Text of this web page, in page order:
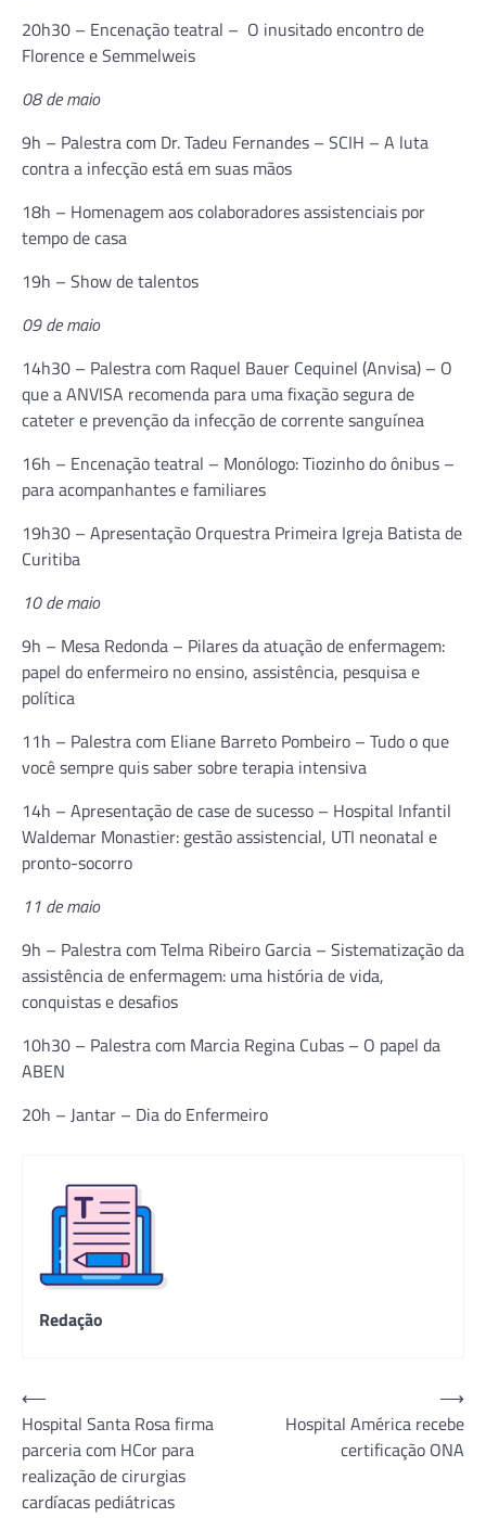
20h30 – Encenação teatral – O inusitado encontro de
Florence e Semmelweis
08 de maio
9h – Palestra com Dr. Tadeu Fernandes – SCIH – A luta
contra a infecção está em suas mãos
18h – Homenagem aos colaboradores assistenciais por
tempo de casa
19h – Show de talentos
09 de maio
14h30 – Palestra com Raquel Bauer Cequinel (Anvisa) – O
que a ANVISA recomenda para uma fixação segura de
cateter e prevenção da infecção de corrente sanguínea
16h – Encenação teatral – Monólogo: Tiozinho do ônibus –
para acompanhantes e familiares
19h30 – Apresentação Orquestra Primeira Igreja Batista de
Curitiba
10 de maio
9h – Mesa Redonda – Pilares da atuação de enfermagem:
papel do enfermeiro no ensino, assistência, pesquisa e
política
11h – Palestra com Eliane Barreto Pombeiro – Tudo o que
você sempre quis saber sobre terapia intensiva
14h – Apresentação de case de sucesso – Hospital Infantil
Waldemar Monastier: gestão assistencial, UTI neonatal e
pronto-socorro
11 de maio
9h – Palestra com Telma Ribeiro Garcia – Sistematização da
assistência de enfermagem: uma história de vida,
conquistas e desafios
10h30 – Palestra com Marcia Regina Cubas – O papel da
ABEN
20h – Jantar – Dia do Enfermeiro
Redação
Navegação
de
Post
⟵
Hospital Santa Rosa firma
parceria com HCor para
realização de cirurgias
cardíacas pediátricas
Hospital América recebe
certificação ONA
⟶